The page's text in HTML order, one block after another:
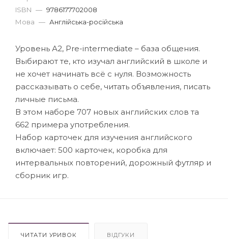
ISBN — 9786177702008
Мова — Англійська-російська
Уровень А2, Pre-intermediate – база общения.
Выбирают те, кто изучал английский в школе и
не хочет начинать всё с нуля. Возможность
рассказывать о себе, читать объявления, писать
личные письма.
В этом наборе 707 новых английских слов та
662 примера употребления.
Набор карточек для изучения английского
включает: 500 карточек, коробка для
интервальных повторений, дорожный футляр и
сборник игр.
ЧИТАТИ УРИВОК ВІДГУКИ